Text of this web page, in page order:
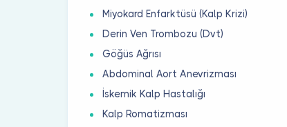
Miyokard Enfarktüsü (Kalp Krizi)
Derin Ven Trombozu (Dvt)
Göğüs Ağrısı
Abdominal Aort Anevrizması
İskemik Kalp Hastalığı
Kalp Romatizması